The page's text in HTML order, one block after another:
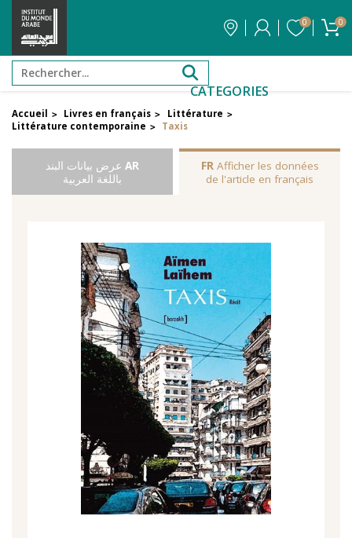
0 0
CATEGORIES
Accueil > Livres en français > Littérature >
Littérature contemporaine > Taxis
AR عرض بيانات البند
باللغة العربية
FRAfficher les données
de l'article en français